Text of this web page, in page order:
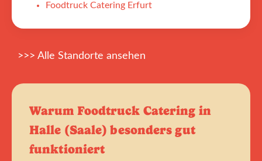
Foodtruck Catering Erfurt
>>> Alle Standorte ansehen
Warum Foodtruck Catering in
Halle (Saale) besonders gut
funktioniert